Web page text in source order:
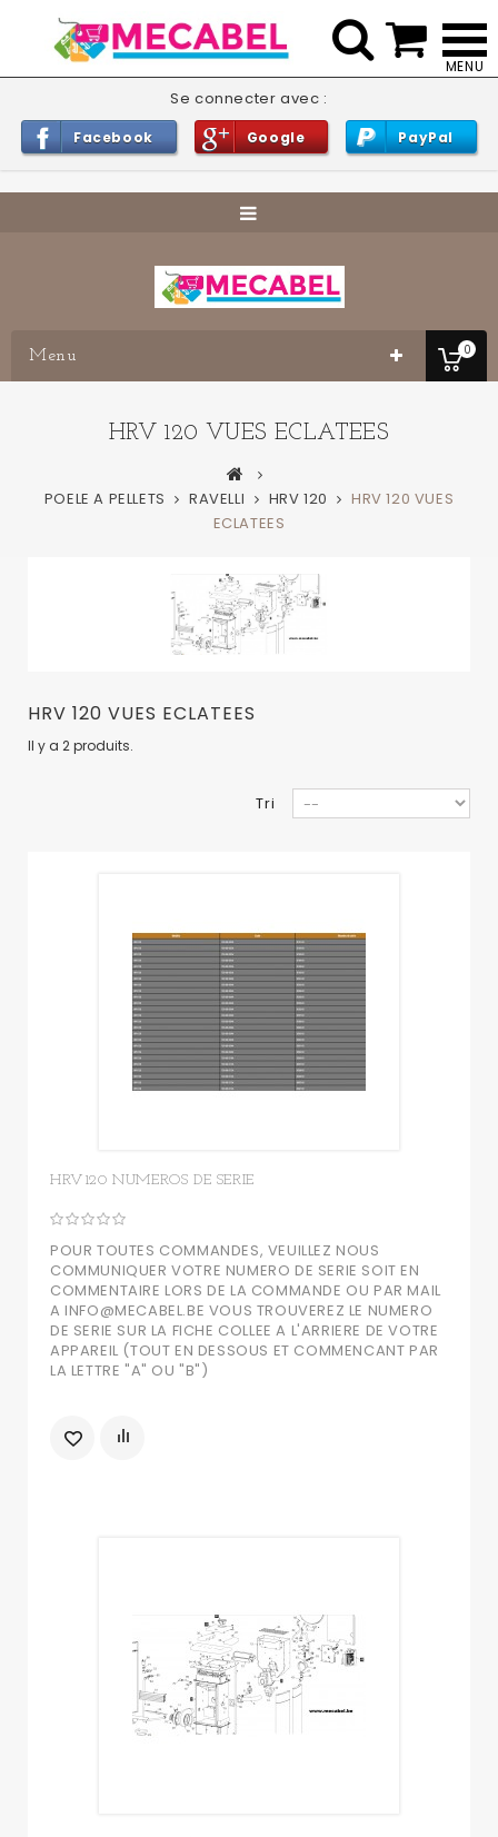
Se connecter avec :
Facebook Google PayPal
0
Menu
HRV 120 VUES ECLATEES
POELE A PELLETS RAVELLI HRV 120
HRV 120 VUES
ECLATEES
HRV 120 VUES ECLATEES
Il y a 2 produits.
Tri
HRV120 NUMEROS DE SERIE
POUR TOUTES COMMANDES, VEUILLEZ NOUS
COMMUNIQUER VOTRE NUMERO DE SERIE SOIT EN
COMMENTAIRE LORS DE LA COMMANDE OU PAR MAIL
A INFO@MECABEL.BE VOUS TROUVEREZ LE NUMERO
DE SERIE SUR LA FICHE COLLEE A L'ARRIERE DE VOTRE
APPAREIL (TOUT EN DESSOUS ET COMMENCANT PAR
LA LETTRE "A" OU "B")
 